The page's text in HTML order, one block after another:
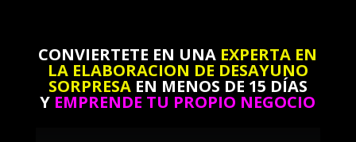
CONVIERTETE EN UNA EXPERTA EN
LA ELABORACION DE DESAYUNO
SORPRESAEN MENOS DE 15 DÍAS
Y EMPRENDE TU PROPIO NEGOCIO